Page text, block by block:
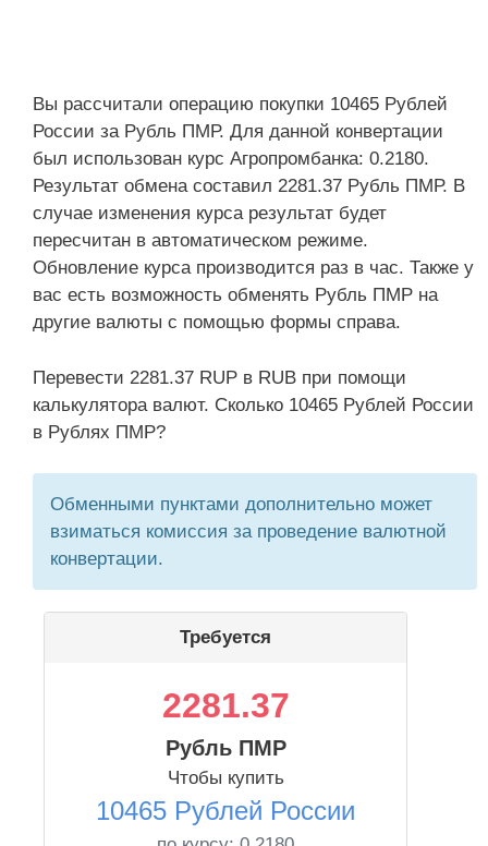
Вы рассчитали операцию покупки 10465 Рублей
России за Рубль ПМР. Для данной конвертации
был использован курс Агропромбанка: 0.2180.
Результат обмена составил 2281.37 Рубль ПМР. В
случае изменения курса результат будет
пересчитан в автоматическом режиме.
Обновление курса производится раз в час. Также у
вас есть возможность обменять Рубль ПМР на
другие валюты с помощью формы справа.
Перевести 2281.37 RUP в RUB при помощи
калькулятора валют. Сколько 10465 Рублей России
в Рублях ПМР?
Обменными пунктами дополнительно может
взиматься комиссия за проведение валютной
конвертации.
Требуется
2281.37
Рубль ПМР
Чтобы купить
10465 Рублей России